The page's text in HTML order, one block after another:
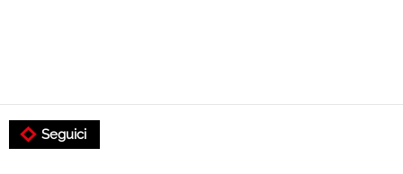
Seguici